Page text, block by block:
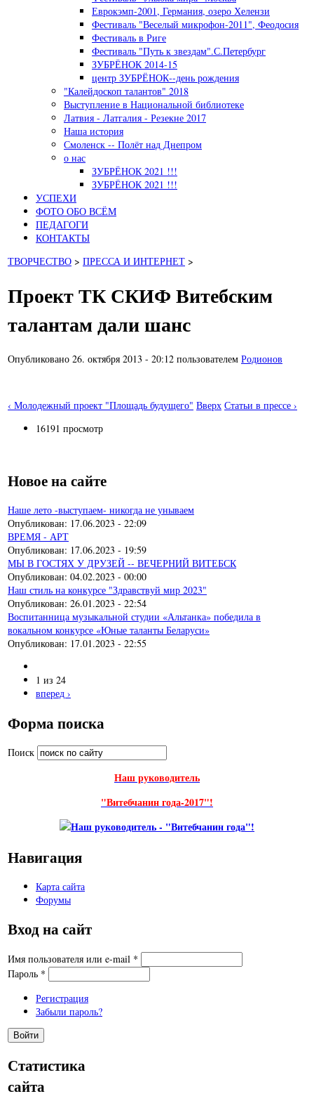
Еврокэмп-2001, Германия, озеро Хелензи
Фестиваль "Веселый микрофон-2011", Феодосия
Фестиваль в Риге
Фестиваль "Путь к звездам".С.Петербург
ЗУБРЁНОК 2014-15
центр ЗУБРЁНОК--день рождения
"Калейдоскоп талантов" 2018
Выступление в Национальной библиотеке
Латвия - Латгалия - Резекне 2017
Наша история
Смоленск -- Полёт над Днепром
о нас
ЗУБРЁНОК 2021 !!!
ЗУБРЁНОК 2021 !!!
УСПЕХИ
ФОТО ОБО ВСЁМ
ПЕДАГОГИ
КОНТАКТЫ
ТВОРЧЕСТВО > ПРЕССА И ИНТЕРНЕТ >
Проект ТК СКИФ Витебским
талантам дали шанс
Опубликовано 26. октября 2013 - 20:12 пользователем Родионов
‹ Молодежный проект "Площадь будущего" Вверх Статьи в прессе ›
16191 просмотр
Новое на сайте
Наше лето -выступаем- никогда не унываем
Опубликован: 17.06.2023 - 22:09
ВРЕМЯ - АРТ
Опубликован: 17.06.2023 - 19:59
МЫ В ГОСТЯХ У ДРУЗЕЙ -- ВЕЧЕРНИЙ ВИТЕБСК
Опубликован: 04.02.2023 - 00:00
Наш стиль на конкурсе "Здравствуй мир 2023"
Опубликован: 26.01.2023 - 22:54
Воспитанница музыкальной студии «Альтанка» победила в
вокальном конкурсе «Юные таланты Беларуси»
Опубликован: 17.01.2023 - 22:55
1 из 24
вперед ›
Форма поиска
Поиск
Наш руководитель
"Витебчанин года-2017"!
Навигация
Карта сайта
Форумы
Вход на сайт
Имя пользователя или e-mail *
Пароль *
Регистрация
Забыли пароль?
Статистика
сайта